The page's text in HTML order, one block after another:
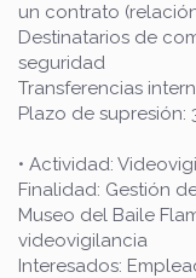
un contrato
Destinatarios de
seguridad
Transferencias
Plazo de supresión:
• Actividad:
Finalidad: Gestión
Museo del Baile
videovigilancia
Interesados: